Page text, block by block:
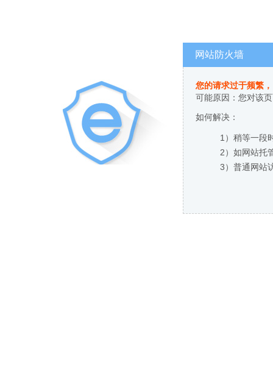
网站防火墙
您的请求过于频繁
可能原因：您对该
如何解决：
1）稍等一段
2）如网站托
3）普通网站